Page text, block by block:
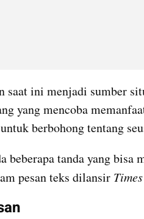
saat ini menjadi sumber
berbohong tentang
pesan teks dilansir